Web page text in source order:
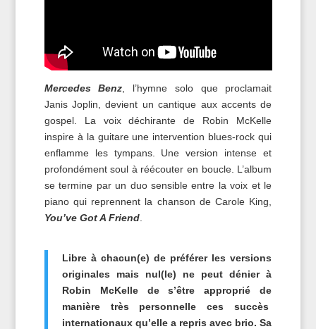
Mercedes Benz , l’hymne solo que proclamait
Janis Joplin, devient un cantique aux accents de
gospel. La voix déchirante de Robin McKelle
inspire à la guitare une intervention blues-rock qui
enflamme les tympans. Une version intense et
profondément soul à réécouter en boucle. L’album
se termine par un duo sensible entre la voix et le
piano qui reprennent la chanson de Carole King,
You’ve Got A Friend.
Libre à chacun(e) de préférer les versions
originales mais nul(le) ne peut dénier à
Robin McKelle de s’être approprié de
manière très personnelle ces succès
internationaux qu’elle a repris avec brio. Sa